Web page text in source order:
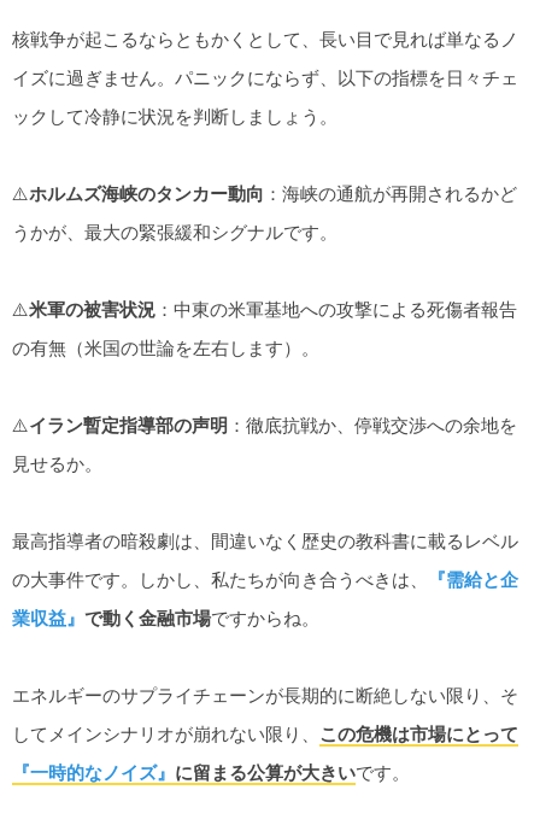
核戦争が起こるならともかくとして、長い目で見れば単なるノ
イズに過ぎません。パニックにならず、以下の指標を日々チェ
ックして冷静に状況を判断しましょう。
⚠️ホルムズ海峡のタンカー動向 ：海峡の通航が再開されるかど
うかが、最大の緊張緩和シグナルです。
⚠️米軍の被害状況 ：中東の米軍基地への攻撃による死傷者報告
の有無（米国の世論を左右します）。
⚠️イラン暫定指導部の声明 ：徹底抗戦か、停戦交渉への余地を
見せるか。
最高指導者の暗殺劇は、間違いなく歴史の教科書に載るレベル
の大事件です。しかし、私たちが向き合うべきは、
『需給と企
業収益』 で動く金融市場ですからね。
エネルギーのサプライチェーンが長期的に断絶しない限り、そ
してメインシナリオが崩れない限り、 この危機は市場にとって
『一時的なノイズ』 に留まる公算が大きいです。